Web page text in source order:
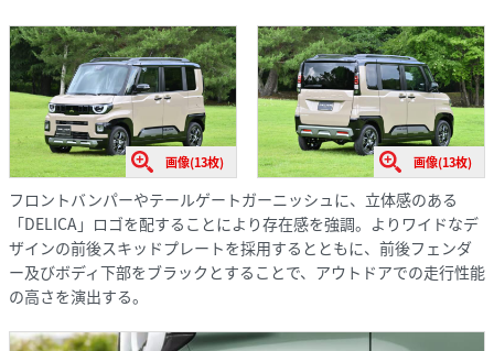
画像(13枚) 画像(13枚)
フロントバンパーやテールゲートガーニッシュに、立体感のある
「DELICA」ロゴを配することにより存在感を強調。よりワイドなデ
ザインの前後スキッドプレートを採用するとともに、前後フェンダ
ー及びボディ下部をブラックとすることで、アウトドアでの走行性能
の高さを演出する。